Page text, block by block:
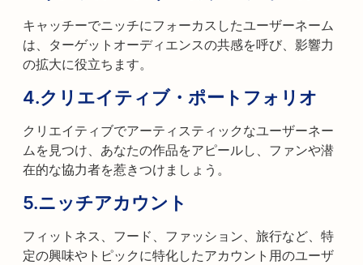
キャッチーでニッチにフォーカスしたユーザーネーム
は、ターゲットオーディエンスの共感を呼び、影響力
の拡大に役立ちます。
4.クリエイティブ・ポートフォリオ
クリエイティブでアーティスティックなユーザーネー
ムを見つけ、あなたの作品をアピールし、ファンや潜
在的な協力者を惹きつけましょう。
5.ニッチアカウント
フィットネス、フード、ファッション、旅行など、特
定の興味やトピックに特化したアカウント用のユーザ